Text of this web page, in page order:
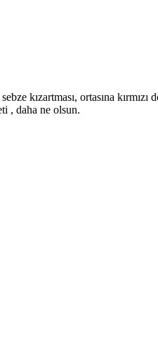
kızartması, ortasına
, daha ne olsun.